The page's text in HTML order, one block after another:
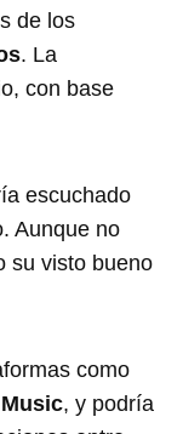
de los
. La
con base
escuchado
Aunque no
su visto bueno
como
, y podría